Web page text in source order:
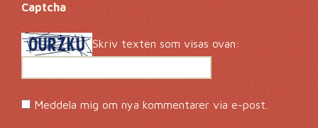
Captcha *
Skriv texten som visas ovan:
Meddela mig om nya kommentarer via e-post.